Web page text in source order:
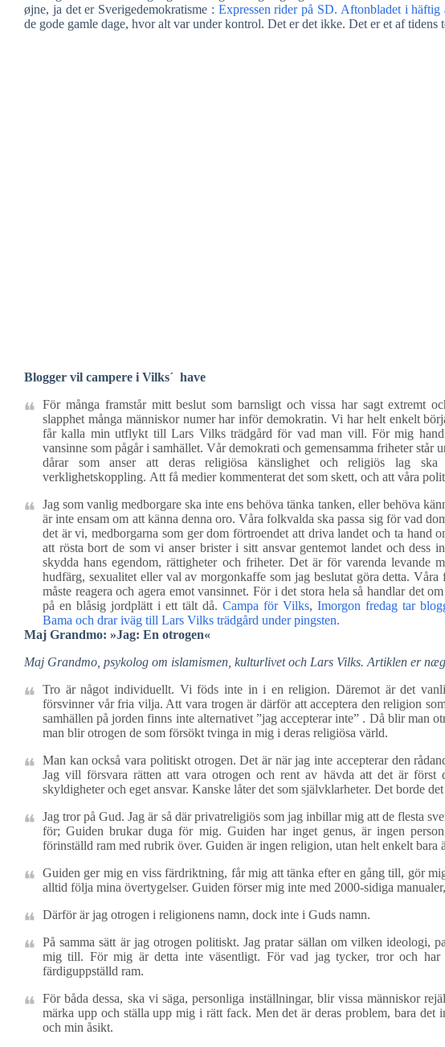
øjne, ja det er Sverigedemokratisme : Expressen rider på SD. Aftonbladet i häftig
de gode gamle dage, hvor alt var under kontrol. Det er det ikke. Det er et af tidens
Blogger vil campere i Vilks´ have
För många framstår mitt beslut som barnsligt och vissa har sagt extremt
slapphet många människor numer har inför demokratin. Vi har helt enkelt
får kalla min utflykt till Lars Vilks trädgård för vad man vill. För mig
vansinne som pågår i samhället. Vår demokrati och gemensamma friheter står
dårar som anser att deras religiösa känslighet och religiös lag
verklighetskoppling. Att få medier kommenterat det som skett, och att våra
Jag som vanlig medborgare ska inte ens behöva tänka tanken, eller behöva
är inte ensam om att känna denna oro. Våra folkvalda ska passa sig för vad
det är vi, medborgarna som ger dom förtroendet att driva landet och ta hand
att rösta bort de som vi anser brister i sitt ansvar gentemot landet och dess
skydda hans egendom, rättigheter och friheter. Det är för varenda levande
hudfärg, sexualitet eller val av morgonkaffe som jag beslutat göra detta.
måste reagera och agera emot vansinnet. För i det stora hela så handlar det
på en blåsig jordplätt i ett tält då.Campa för Vilks,Imorgon fredag tar
Bama och drar iväg till Lars Vilks trädgård under pingsten.
Maj Grandmo: »Jag: En otrogen«
Maj Grandmo, psykolog om islamismen, kulturlivet och Lars Vilks. Artiklen er
Tro är något individuellt. Vi föds inte in i en religion. Däremot är det
försvinner vår fria vilja. Att vara trogen är därför att acceptera den religion
samhällen på jorden finns inte alternativet ”jag accepterar inte” . Då blir man
man blir otrogen de som försökt tvinga in mig i deras religiösa värld.
Man kan också vara politiskt otrogen. Det är när jag inte accepterar den
Jag vill försvara rätten att vara otrogen och rent av hävda att det är
skyldigheter och eget ansvar. Kanske låter det som självklarheter. Det borde
Jag tror på Gud. Jag är så där privatreligiös som jag inbillar mig att de flesta
för; Guiden brukar duga för mig. Guiden har inget genus, är ingen
förinställd ram med rubrik över. Guiden är ingen religion, utan helt enkelt bara
Guiden ger mig en viss färdriktning, får mig att tänka efter en gång till, gör
alltid följa mina övertygelser. Guiden förser mig inte med 2000-sidiga
Därför är jag otrogen i religionens namn, dock inte i Guds namn.
På samma sätt är jag otrogen politiskt. Jag pratar sällan om vilken ideologi,
mig till. För mig är detta inte väsentligt. För vad jag tycker, tror och
färdiguppställd ram.
För båda dessa, ska vi säga, personliga inställningar, blir vissa människor
märka upp och ställa upp mig i rätt fack. Men det är deras problem, bara
och min åsikt.